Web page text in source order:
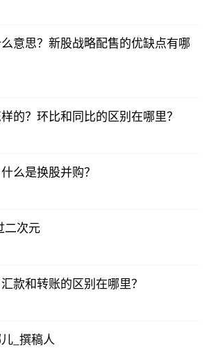
意思？新股战略配售的优缺点有哪
的？环比和同比的区别在哪里？
么是换股并购？
二次元
款和转账的区别在哪里？
_撰稿人